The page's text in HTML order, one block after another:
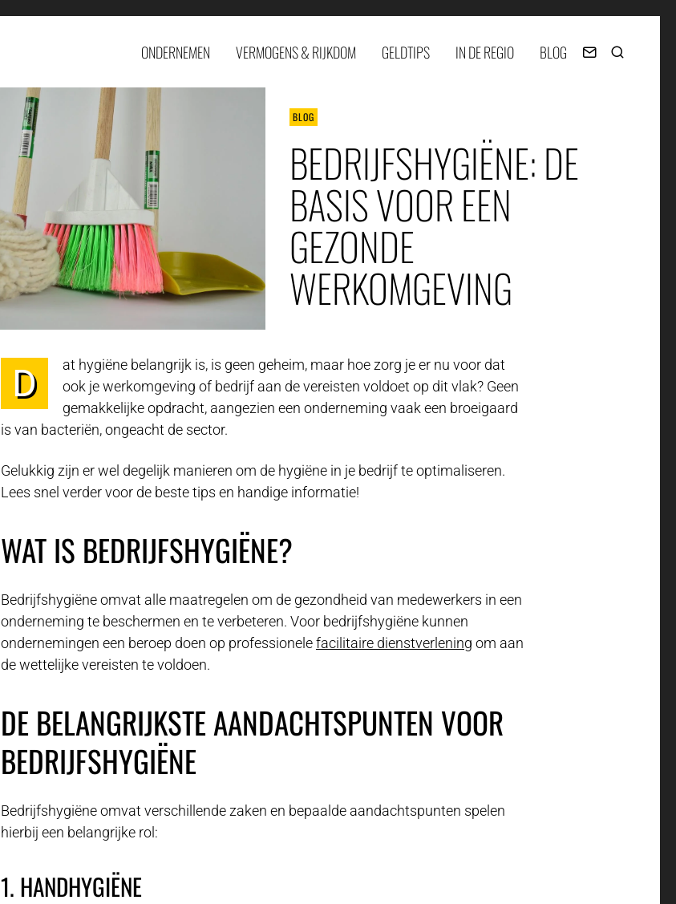
ONDERNEMEN VERMOGENS & RIJKDOM GELDTIPS IN DE REGIO BLOG
BLOG
BEDRIJFSHYGIËNE: DE
BASIS VOOR EEN
GEZONDE
WERKOMGEVING
D
at hygiëne belangrijk is, is geen geheim, maar hoe zorg je er nu voor dat
ook je werkomgeving of bedrijf aan de vereisten voldoet op dit vlak? Geen
gemakkelijke opdracht, aangezien een onderneming vaak een broeigaard
is van bacteriën, ongeacht de sector.
Gelukkig zijn er wel degelijk manieren om de hygiëne in je bedrijf te optimaliseren.
Lees snel verder voor de beste tips en handige informatie!
WAT IS BEDRIJFSHYGIËNE?
Bedrijfshygiëne omvat alle maatregelen om de gezondheid van medewerkers in een
onderneming te beschermen en te verbeteren. Voor bedrijfshygiëne kunnen
ondernemingen een beroep doen op professionelefacilitaire dienstverlening om aan
de wettelijke vereisten te voldoen.
DE BELANGRIJKSTE AANDACHTSPUNTEN VOOR
BEDRIJFSHYGIËNE
Bedrijfshygiëne omvat verschillende zaken en bepaalde aandachtspunten spelen
hierbij een belangrijke rol:
1. HANDHYGIËNE